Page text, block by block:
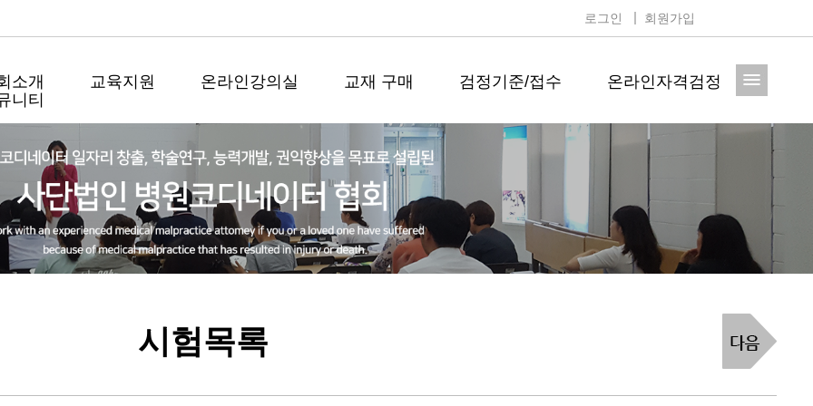
로그인 회원가입
소개 교육지원 온라인강의실 교재 구매 검정기준/접수
온라인자격검정
니티
시험목록